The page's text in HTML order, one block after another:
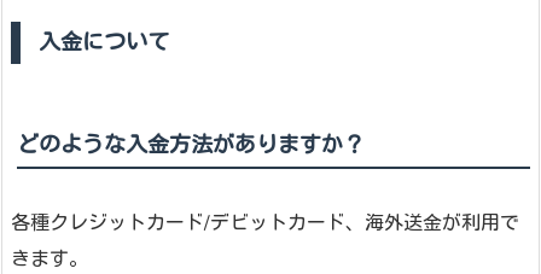
入金について
どのような入金方法がありますか？
各種クレジットカード/デビットカード、海外送金が利用で
きます。